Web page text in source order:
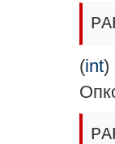
(int)